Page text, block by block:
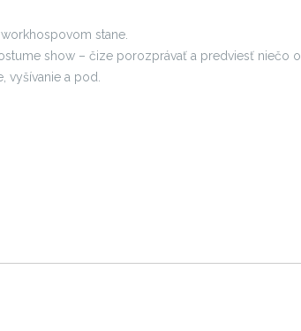
stane.
show – čize porozprávať a predviesť niečo
vyšívanie a pod.